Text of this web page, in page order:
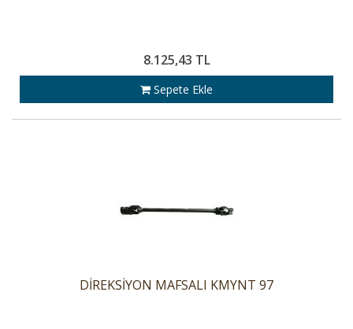
8.125,43 TL
Sepete Ekle
DİREKSİYON MAFSALI KMYNT 97